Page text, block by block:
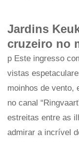
Jardins
cruzeiro no
p Este ingresso
vistas
moinhos de vento,
no canal
estreitas entre as
admirar a incrível